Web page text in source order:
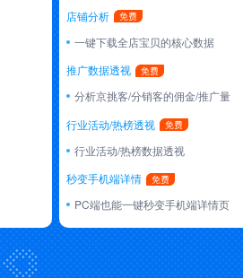
店铺分析
一键下载全店宝贝的核心数据
推广数据透视
分析京挑客/分销客的佣金/推广量
行业活动/热榜透视
行业活动/热榜数据透视
秒变手机端详情
PC端也能一键秒变手机端详情页